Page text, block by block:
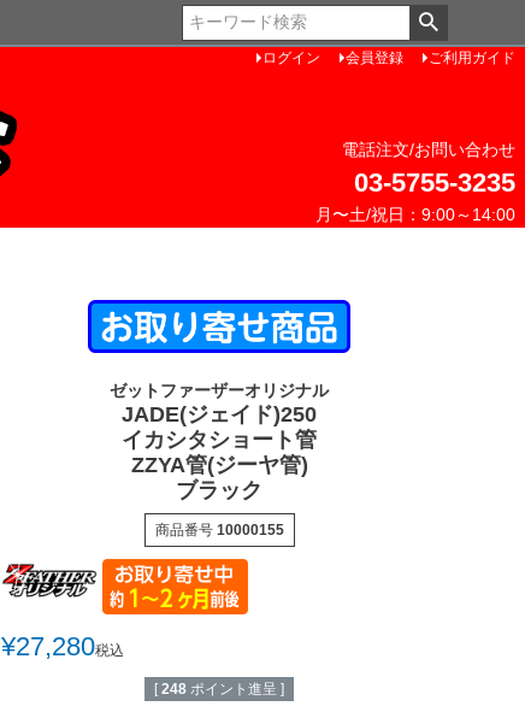
ログイン 会員登録 ご利用ガイド
電話注文/お問い合わせ
03-5755-3235
月〜土/祝日：9:00～14:00
ゼットファーザーオリジナル
JADE(ジェイド)250
イカシタショート管
ZZYA管(ジーヤ管)
ブラック
商品番号 10000155
¥27,280税込
[ 248 ポイント進呈 ]
ペー
ジト
ップ